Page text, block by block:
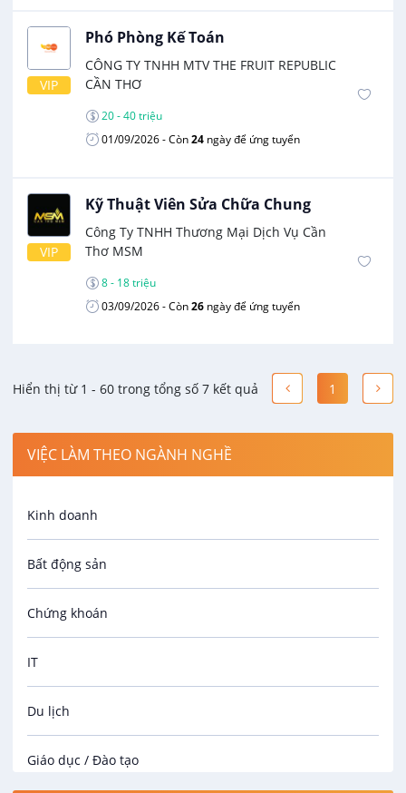
VIP
Phó Phòng Kế Toán
CÔNG TY TNHH MTV THE FRUIT REPUBLIC
CẦN THƠ
20 - 40 triệu
01/09/2026- Còn24 ngày để ứng tuyển
VIP
Kỹ Thuật Viên Sửa Chữa Chung
Công Ty TNHH Thương Mại Dịch Vụ Cần
Thơ MSM
8 - 18 triệu
03/09/2026- Còn26 ngày để ứng tuyển
Hiển thị từ 1 - 60 trong tổng số 7 kết quả 1
VIỆC LÀM THEO NGÀNH NGHỀ
Kinh doanh
Bất động sản
Chứng khoán
IT
Du lịch
Giáo dục / Đào tạo